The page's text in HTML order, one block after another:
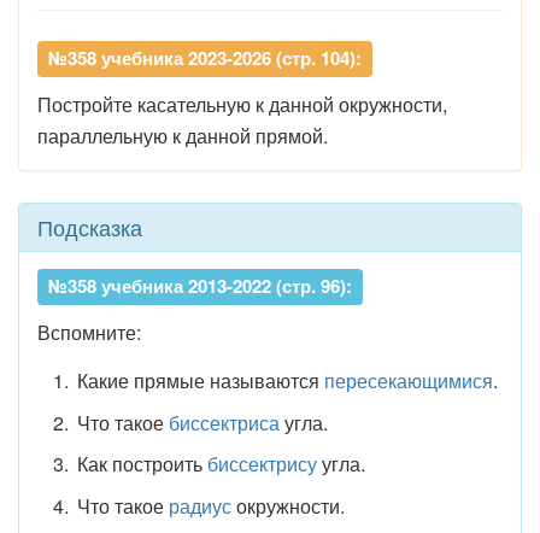
№358 учебника 2023-2026 (стр. 104):
Постройте касательную кданной окружности,
параллельную кданной прямой.
Подсказка
№358 учебника 2013-2022 (стр. 96):
Вспомните:
Какие прямые называются пересекающимися.
Что такое биссектриса угла.
Как построить биссектрисуугла.
Что такое радиусокружности.